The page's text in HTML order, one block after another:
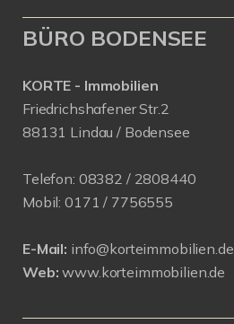
BÜRO BODENSEE
KORTE - Immobilien
Friedrichshafener Str.2
88131 Lindau / Bodensee
Telefon: 08382 / 2808440
Mobil: 0171 / 7756555
E-Mail: info@korteimmobilien.de
Web: www.korteimmobilien.de